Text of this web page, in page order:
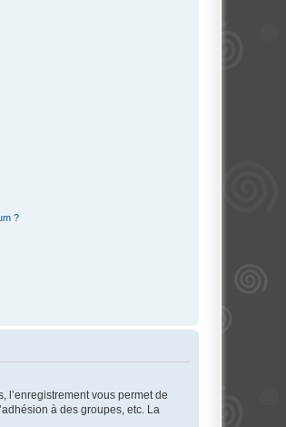
?
l’enregistrement vous permet de
à des groupes, etc. La